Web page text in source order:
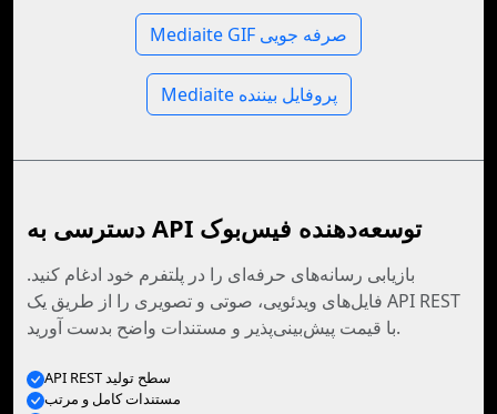
Mediaite GIF صرفه جویی
Mediaite پروفایل بیننده
دسترسی به API توسعه‌دهنده فیس‌بوک
بازیابی رسانه‌های حرفه‌ای را در پلتفرم خود ادغام کنید.
فایل‌های ویدئویی، صوتی و تصویری را از طریق یک API REST
با قیمت پیش‌بینی‌پذیر و مستندات واضح بدست آورید.
API REST سطح تولید
مستندات کامل و مرتب